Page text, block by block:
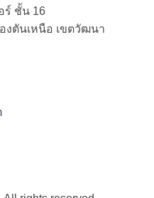
ร์ ชั้น 16
งตันเหนือ เขตวัฒนา